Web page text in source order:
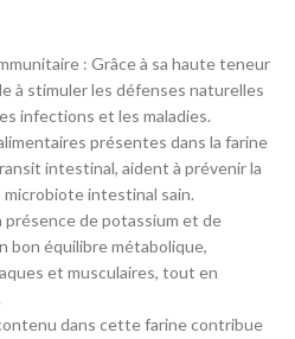
: Grâce à sa haute teneur
à stimuler les défenses naturelles
infections et les maladies.
présentes dans la farine
intestinal, aident à prévenir la
intestinal sain.
présence de potassium et de
bon équilibre métabolique,
et musculaires, tout en
dans cette farine contribue